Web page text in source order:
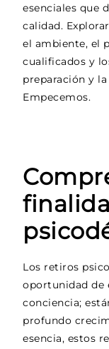
esenciales que
calidad.
el ambiente, el
cualificados y
preparación y
Empecemos.
Los retiros
oportunidad de
conciencia;
profundo
esencia, estos